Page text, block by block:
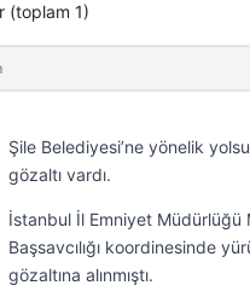
(toplam 1)
Şile Belediyesi’ne yönelik
gözaltı vardı.
İstanbul İl Emniyet
Başsavcılığı koordinesinde
gözaltına alınmıştı.